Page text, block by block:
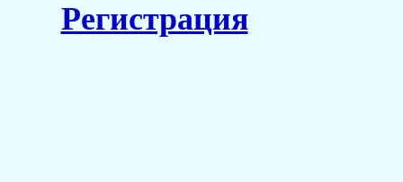
Регистрация